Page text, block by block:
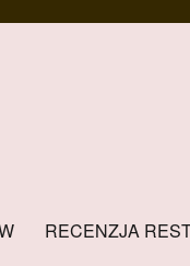
RECENZJA